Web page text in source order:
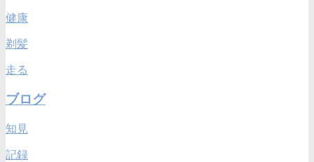
健康
剃髪
走る
ブログ
知見
記録